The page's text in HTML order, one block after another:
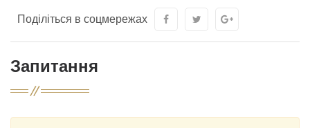
Поділіться в соцмережах
Запитання